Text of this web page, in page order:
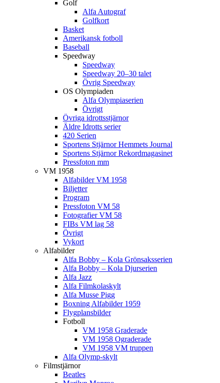
Golf
Alfa Autograf
Golfkort
Basket
Amerikansk fotboll
Baseball
Speedway
Speedway
Speedway 20–30 talet
Övrig Speedway
OS Olympiaden
Alfa Olympiaserien
Övrigt
Övriga idrottsstjärnor
Äldre Idrotts serier
420 Serien
Sportens Stjärnor Hemmets Journal
Sportens Stjärnor Rekordmagasinet
Pressfoton mm
VM 1958
Alfabilder VM 1958
Biljetter
Program
Pressfoton VM 58
Fotografier VM 58
FIBs VM lag 58
Övrigt
Vykort
Alfabilder
Alfa Bobby – Kola Grönsaksserien
Alfa Bobby – Kola Djurserien
Alfa Jazz
Alfa Filmkolaskylt
Alfa Musse Pigg
Boxning Alfabilder 1959
Flygplansbilder
Fotboll
VM 1958 Graderade
VM 1958 Ograderade
VM 1958 VM truppen
Alfa Olymp-skylt
Filmstjärnor
Beatles